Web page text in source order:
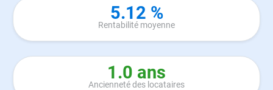
5.12 %
Rentabilité moyenne
1.0 ans
Ancienneté des locataires